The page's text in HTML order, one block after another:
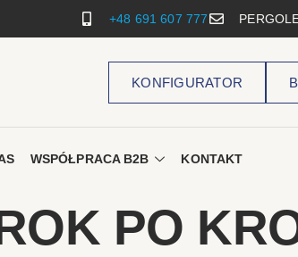
+48 691 607 777
KONFIGURATOR
WSPÓŁPRACA B2B KONTAKT
PO